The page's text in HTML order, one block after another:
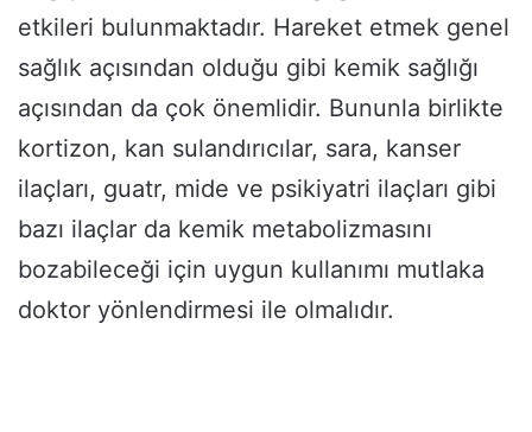
etkileri bulunmaktadır. Hareket etmek genel
sağlık açısından olduğu gibi kemik sağlığı
açısından da çok önemlidir. Bununla birlikte
kortizon, kan sulandırıcılar, sara, kanser
ilaçları, guatr, mide ve psikiyatri ilaçları gibi
bazı ilaçlar da kemik metabolizmasını
bozabileceği için uygun kullanımı mutlaka
doktor yönlendirmesi ile olmalıdır.